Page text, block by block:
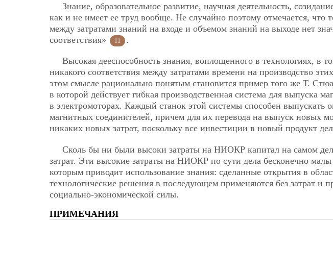
Знание, образовательное развитие, научная деятельность,
как и не имеет ее труд вообще. Не случайно поэтому отмечается, что
между затратами знаний на входе и объемом знаний на выходе нет
соответствия»
11 .
Высокая дееспособность знания, воплощенного в технологиях, в
никакого соответствия между затратами времени на производство
этом смысле рационально понятым становится пример того же Т.
в которой действует гибкая производственная система для выпуска
в электромоторах. Каждый станок этой системы способен выпускать
магнитных соединителей, причем для их перевода на выпуск новых
никаких новых затрат, поскольку все инвестиции в новый продукт
Сколь бы ни были высоки затраты на НИОКР капитал на самом
затрат. Эти высокие затраты на НИОКР по сути дела бесконечно
которым приводит использование знания: сделанные открытия в
технологические решения в последующем применяются без затрат и
социально-экономической силы.
ПРИМЕЧАНИЯ